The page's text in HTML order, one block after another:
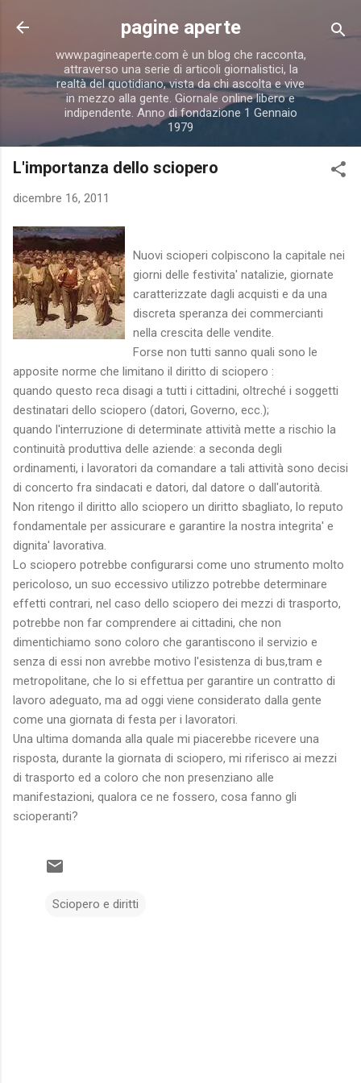
Passa ai contenuti principali
pagine aperte
www.pagineaperte.com è un blog che racconta,
attraverso una serie di articoli giornalistici, la
realtà del quotidiano, vista da chi ascolta e vive
in mezzo alla gente. Giornale online libero e
indipendente. Anno di fondazione 1 Gennaio
1979
L'importanza dello sciopero
dicembre 16, 2011
Nuovi scioperi colpiscono la capitale nei
giorni delle festivita' natalizie, giornate
caratterizzate dagli acquisti e da una
discreta speranza dei commercianti
nella crescita delle vendite.
Forse non tutti sanno quali sono le
apposite norme che limitano il diritto di sciopero :
quando questo reca disagi a tutti i cittadini, oltreché i soggetti
destinatari dello sciopero (datori, Governo, ecc.);
quando l'interruzione di determinate attività mette a rischio la
continuità produttiva delle aziende: a seconda degli
ordinamenti, i lavoratori da comandare a tali attività sono decisi
di concerto fra sindacati e datori, dal datore o dall'autorità.
Non ritengo il diritto allo sciopero un diritto sbagliato, lo reputo
fondamentale per assicurare e garantire la nostra integrita' e
dignita' lavorativa.
Lo sciopero potrebbe configurarsi come uno strumento molto
pericoloso, un suo eccessivo utilizzo potrebbe determinare
effetti contrari, nel caso dello sciopero dei mezzi di trasporto,
potrebbe non far comprendere ai cittadini, che non
dimentichiamo sono coloro che garantiscono il servizio e
senza di essi non avrebbe motivo l'esistenza di bus,tram e
metropolitane, che lo si effettua per garantire un contratto di
lavoro adeguato, ma ad oggi viene considerato dalla gente
come una giornata di festa per i lavoratori.
Una ultima domanda alla quale mi piacerebbe ricevere una
risposta, durante la giornata di sciopero, mi riferisco ai mezzi
di trasporto ed a coloro che non presenziano alle
manifestazioni, qualora ce ne fossero, cosa fanno gli
scioperanti?
Sciopero e diritti